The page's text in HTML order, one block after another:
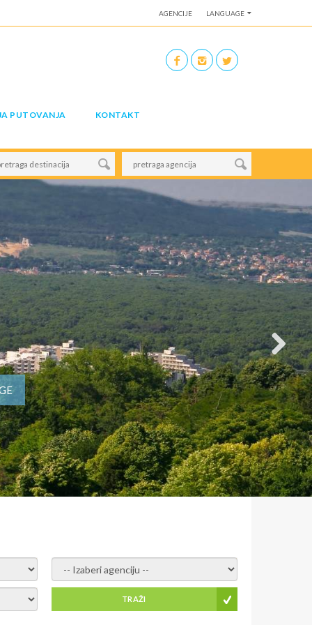
AGENCIJE LANGUAGE
PUTOVANJA KONTAKT
- izaberi agenciju -
TRAŽI